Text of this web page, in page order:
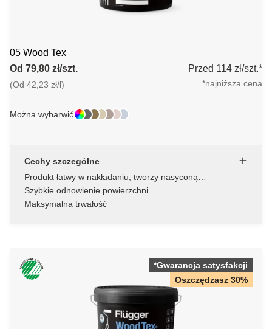
05 Wood Tex
Od 79,80 zł/szt.
(Od 42,23 zł/l)
Przed 114 zł/szt.*
*najniższa cena
Można wybarwić
Cechy szczególne
Produkt łatwy w nakładaniu, tworzy nasyconą
powierzchnię
Szybkie odnowienie powierzchni
Maksymalna trwałość
*Gwarancja satysfakcji
Oszczędzasz 30%